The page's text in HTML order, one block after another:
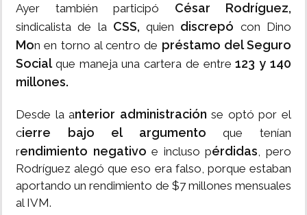
Ayer también participó César Rodríguez,
sindicalista de laCSS,quien discrepó con Dino
Mon en torno al centro de préstamo del Seguro
Social que maneja una cartera de entre 123 y 140
millones.
Desde la anterior administración se optó por el
cierre bajo el argumentoque tenían
rendimiento negativo e incluso pérdidas, pero
Rodríguez alegó que eso era falso, porque estaban
aportando un rendimiento de $7 millones mensuales
al IVM.